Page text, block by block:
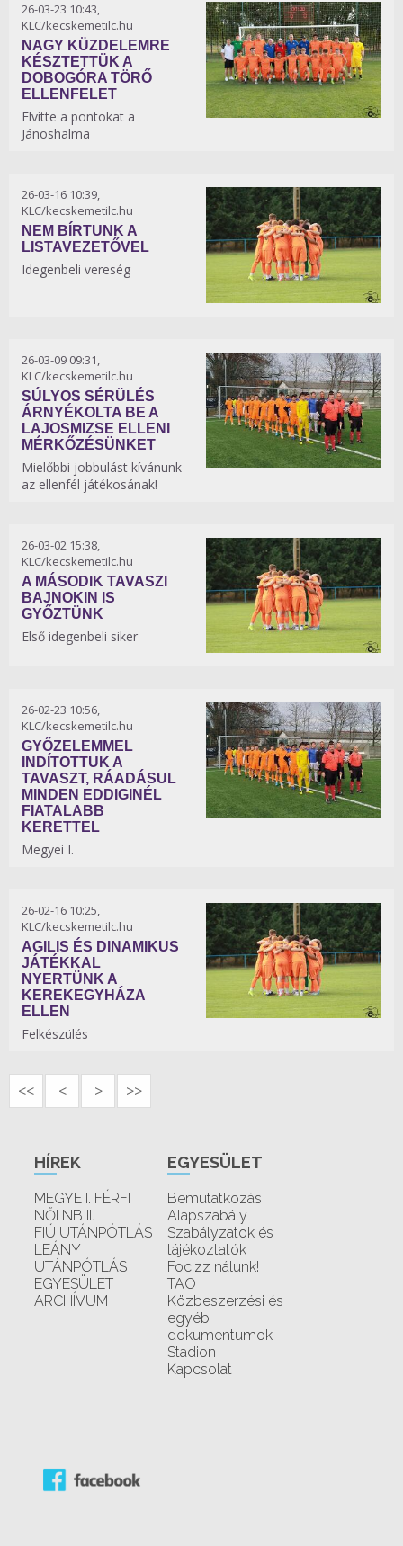
26-03-23 10:43,
KLC/kecskemetilc.hu
NAGY KÜZDELEMRE
KÉSZTETTÜK A
DOBOGÓRA TÖRŐ
ELLENFELET
Elvitte a pontokat a
Jánoshalma
26-03-16 10:39,
KLC/kecskemetilc.hu
NEM BÍRTUNK A
LISTAVEZETŐVEL
Idegenbeli vereség
26-03-09 09:31,
KLC/kecskemetilc.hu
SÚLYOS SÉRÜLÉS
ÁRNYÉKOLTA BE A
LAJOSMIZSE ELLENI
MÉRKŐZÉSÜNKET
Mielőbbi jobbulást kívánunk
az ellenfél játékosának!
26-03-02 15:38,
KLC/kecskemetilc.hu
A MÁSODIK TAVASZI
BAJNOKIN IS
GYŐZTÜNK
Első idegenbeli siker
26-02-23 10:56,
KLC/kecskemetilc.hu
GYŐZELEMMEL
INDÍTOTTUK A
TAVASZT, RÁADÁSUL
MINDEN EDDIGINÉL
FIATALABB
KERETTEL
Megyei I.
26-02-16 10:25,
KLC/kecskemetilc.hu
AGILIS ÉS DINAMIKUS
JÁTÉKKAL
NYERTÜNK A
KEREKEGYHÁZA
ELLEN
Felkészülés
<< < > >>
HÍREK
MEGYE I. FÉRFI
NŐI NB II.
FIÚ UTÁNPÓTLÁS
LEÁNY
UTÁNPÓTLÁS
EGYESÜLET
ARCHÍVUM
EGYESÜLET
Bemutatkozás
Alapszabály
Szabályzatok és
tájékoztatók
Focizz nálunk!
TAO
Közbeszerzési és
egyéb
dokumentumok
Stadion
Kapcsolat